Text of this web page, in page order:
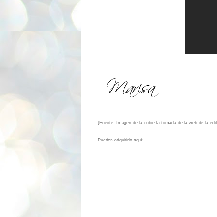
[Fuente: Imagen de la cubierta tomada de la web de la
Puedes adquirirlo aquí: